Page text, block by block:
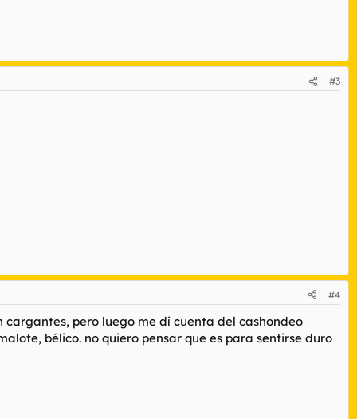
#3
#4
pero luego me dí cuenta del cashondeo
bélico. no quiero pensar que es para sentirse duro